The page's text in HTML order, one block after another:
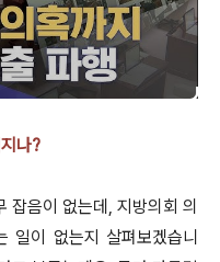
나?
잡음이 없는데, 지방의회 의
일이 없는지 살펴보겠습니